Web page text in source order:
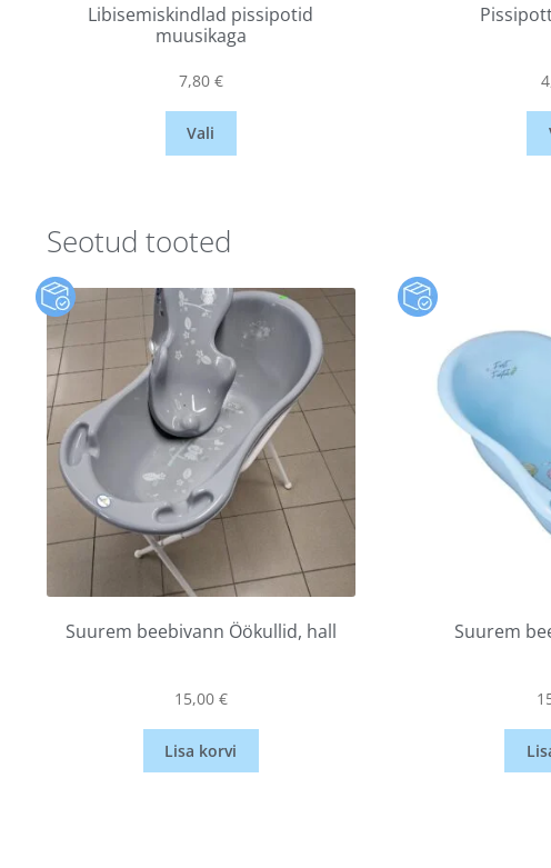
Libisemiskindlad pissipotid
muusikaga
7,80 €
Vali
Seotud tooted
Suurem beebivann Öökullid, hall
15,00 €
Lisa korvi
Suurem